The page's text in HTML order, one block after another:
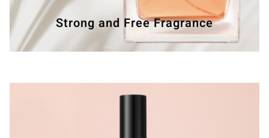
Strong and Free Fragrance